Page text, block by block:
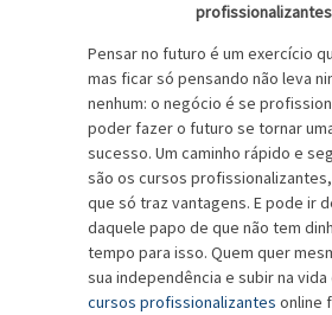
Pensar no futuro é um exercício
mas ficar só pensando não leva
nenhum: o negócio é se
poder fazer o futuro se tornar
sucesso. Um caminho rápido e
são os cursos
que só traz vantagens. E pode ir
daquele papo de que não tem
tempo para isso. Quem quer
sua independência e subir na
cursos profissionalizantes online